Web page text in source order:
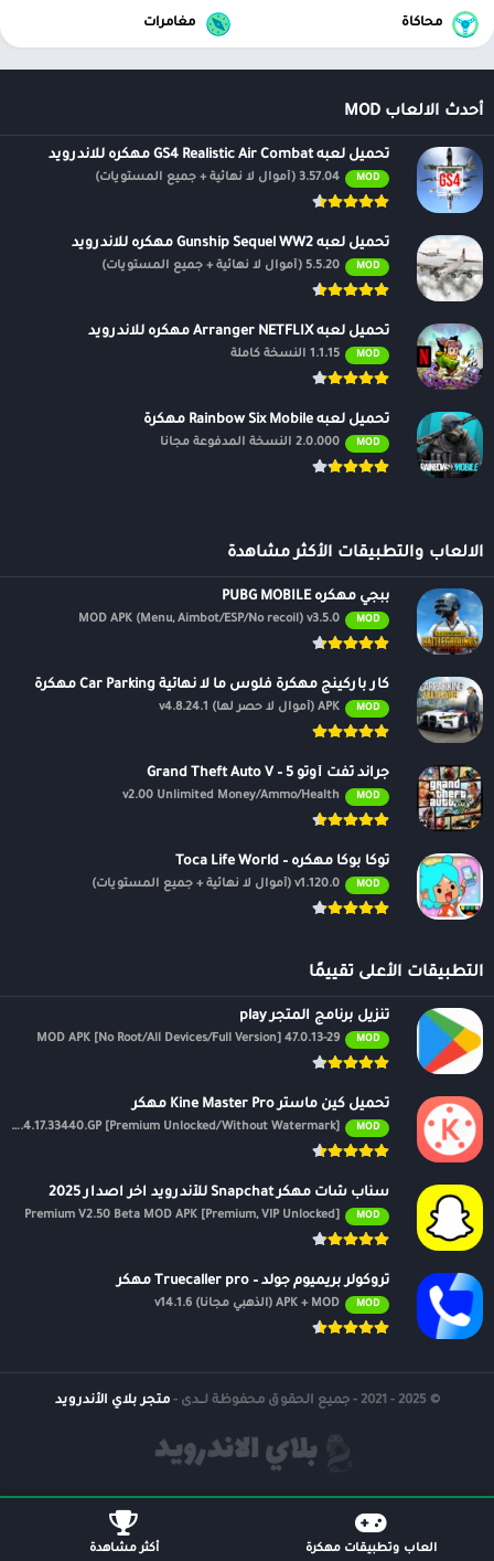
دمجها أفقيًا وعموديًا.
يوجد هنا في متجر بلاي الاندرويد أفضل تطبيقات اندرويد مهكرة على
الاطلاق يمكنك تنزيل APK مباشرة . البرامج تأتي بنسخة Pro معدلة بنسخة
بريميوم Premium أو برو مفتوح كليا وبأخر اصدار .
محاكاة مغامرات
أحدث الالعاب MOD
تحميل لعبه GS4 Realistic Air Combat مهكره للاندرويد
MOD 3.57.04 (أموال لا نهائية + جميع المستويات)
تحميل لعبه Gunship Sequel WW2 مهكره للاندرويد
MOD 5.5.20 (أموال لا نهائية + جميع المستويات)
تحميل لعبه Arranger NETFLIX مهكره للاندرويد
MOD 1.1.15 النسخة كاملة
تحميل لعبه Rainbow Six Mobile مهكرة
MOD 2.0.000 النسخة المدفوعة مجانًا
الالعاب والتطبيقات الأكثر مشاهدة
ببجي مهكره PUBG MOBILE
MOD
MOD APK (Menu, Aimbot/ESP/No recoil) v3.5.0
كار باركينج مهكرة فلوس ما لا نهائية Car Parking مهكرة
MOD APK (أموال لا حصر لها) v4.8.24.1
جراند ثفت أوتو 5 – Grand Theft Auto V
MOD
v2.00 Unlimited Money/Ammo/Health
توكا بوكا مهكره – Toca Life World
MOD v1.120.0 (أموال لا نهائية + جميع المستويات)
التطبيقات الأعلى تقييمًا
تنزيل برنامج المتجر play
MOD
47.0.13-29 MOD APK [No Root/All Devices/Full Version]
تحميل كين ماستر Kine Master Pro مهكر
MOD
APK v7.4.17.33440.GP [Premium Unlocked/Without Watermark]
سناب شات مهكر Snapchat للأندرويد اخر اصدار 2025
MOD
Premium V2.50 Beta MOD APK [Premium, VIP Unlocked]
تروكولر بريميوم جولد – Truecaller pro مهكر
MOD APK + MOD (الذهبي مجانًا) v14.1.6
© 2025 - 2021 - جميع الحقوق محفوظة لــدى - متجر بلاي الأندرويد
العاب وتطبيقات مهكرة أكثر مشاهدة